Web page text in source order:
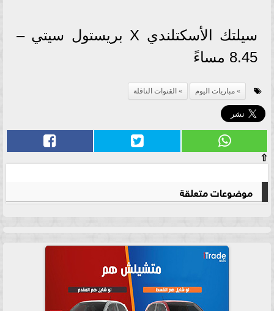
سيلتك الأسكتلندي X بريستول سيتي –
8.45 مساءً
مباريات اليوم القنوات الناقلة
⇧
موضوعات متعلقة